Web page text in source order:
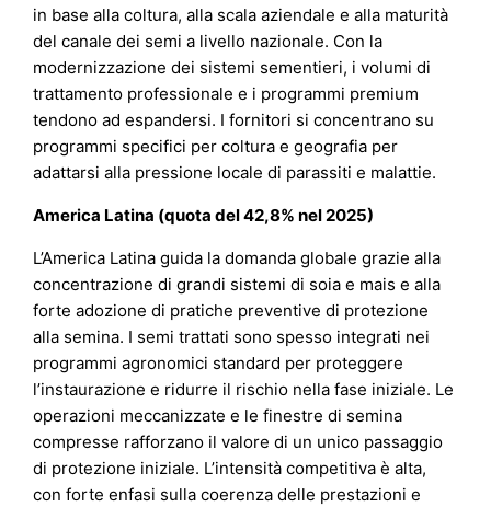
in base alla coltura, alla scala aziendale e alla maturità
del canale dei semi a livello nazionale. Con la
modernizzazione dei sistemi sementieri, i volumi di
trattamento professionale e i programmi premium
tendono ad espandersi. I fornitori si concentrano su
programmi specifici per coltura e geografia per
adattarsi alla pressione locale di parassiti e malattie.
America Latina (quota del 42,8% nel 2025)
L’America Latina guida la domanda globale grazie alla
concentrazione di grandi sistemi di soia e mais e alla
forte adozione di pratiche preventive di protezione
alla semina. I semi trattati sono spesso integrati nei
programmi agronomici standard per proteggere
l’instaurazione e ridurre il rischio nella fase iniziale. Le
operazioni meccanizzate e le finestre di semina
compresse rafforzano il valore di un unico passaggio
di protezione iniziale. L’intensità competitiva è alta,
con forte enfasi sulla coerenza delle prestazioni e